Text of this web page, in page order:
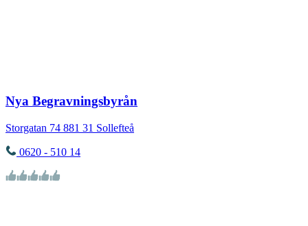
Nya Begravningsbyrån
Storgatan 74 881 31 Sollefteå
0620 - 510 14